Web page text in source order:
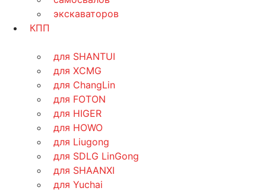
экскаваторов
КПП
для SHANTUI
для XCMG
для ChangLin
для FOTON
для HIGER
для HOWO
для Liugong
для SDLG LinGong
для SHAANXI
для Yuchai